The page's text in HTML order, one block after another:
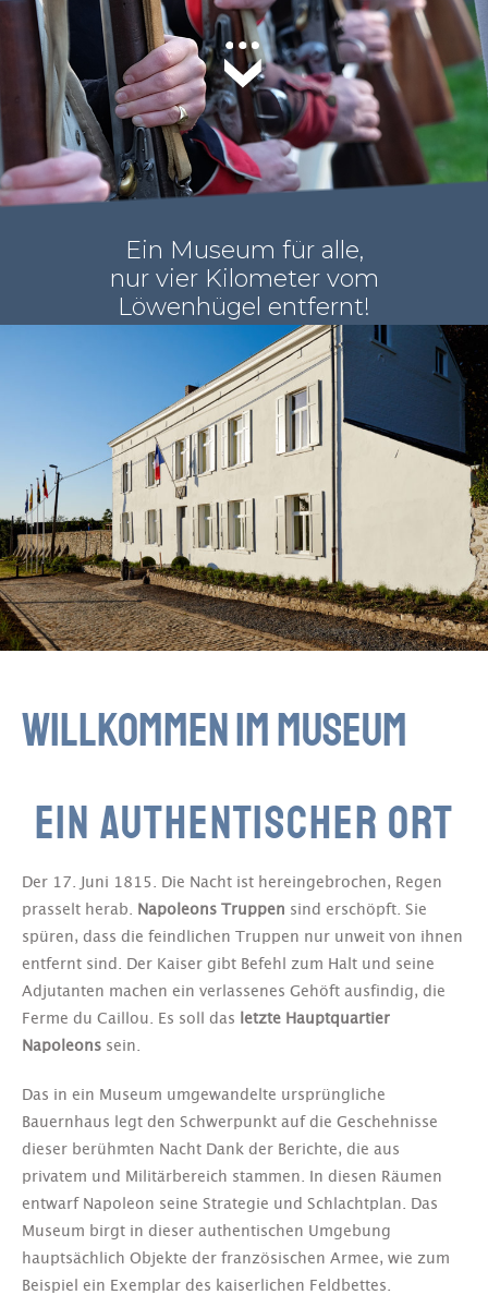
Ein Museum für alle,
nur vier Kilometer vom
Löwenhügel entfernt!
WILLKOMMEN IM MUSEUM
EIN AUTHENTISCHER ORT
Der 17. Juni 1815. Die Nacht ist hereingebrochen, Regen
prasselt herab. Napoleons Truppen sind erschöpft. Sie
spüren, dass die feindlichen Truppen nur unweit von ihnen
entfernt sind. Der Kaiser gibt Befehl zum Halt und seine
Adjutanten machen ein verlassenes Gehöft ausfindig, die
Ferme du Caillou. Es soll das letzte Hauptquartier
Napoleons sein.
Das in ein Museum umgewandelte ursprüngliche
Bauernhaus legt den Schwerpunkt auf die Geschehnisse
dieser berühmten Nacht Dank der Berichte, die aus
privatem und Militärbereich stammen. In diesen Räumen
entwarf Napoleon seine Strategie und Schlachtplan. Das
Museum birgt in dieser authentischen Umgebung
hauptsächlich Objekte der französischen Armee, wie zum
Beispiel ein Exemplar des kaiserlichen Feldbettes.